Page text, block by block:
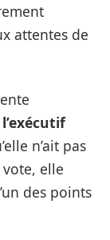
attentes de
n’ait pas
elle
des points